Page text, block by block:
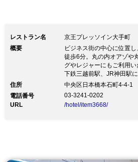
レストラン名
京王プレッソイン大手町
概要
ビジネス街の中心に位置
徒歩6分。丸の内オアゾや
グやレジャーにもご利用
下鉄三越前駅、JR神田駅
住所
中央区日本橋本石町4-4-1
電話番号
03-3241-0202
URL
/hotel/item3668/